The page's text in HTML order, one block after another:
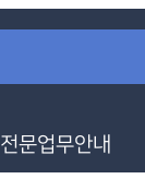
전문업무안내